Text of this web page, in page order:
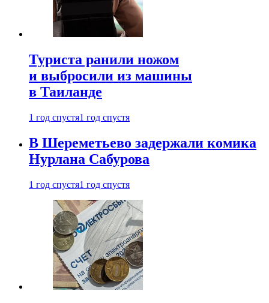
Туриста ранили ножом
и выбросили из машины
в Таиланде
1 год спустя1 год спустя
В Шереметьево задержали комика
Нурлана Сабурова
1 год спустя1 год спустя